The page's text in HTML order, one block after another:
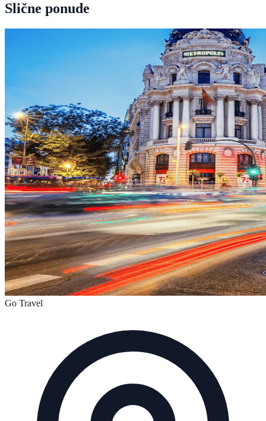
Slične ponude
Go Travel